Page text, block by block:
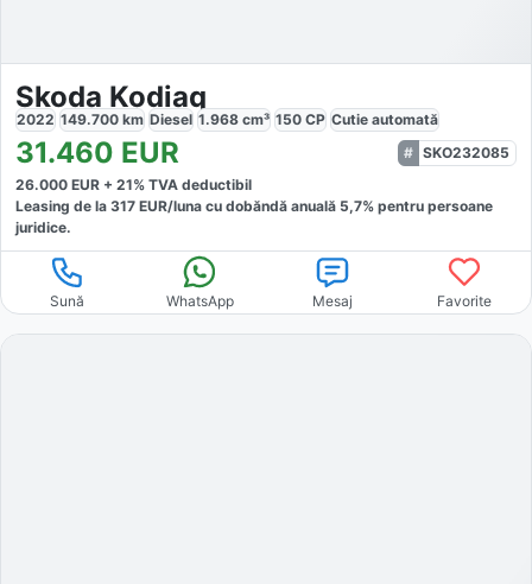
Skoda Kodiaq
2022 149.700 km Diesel 1.968 cm³ 150 CP Cutie automată
31.460 EUR
SKO232085
26.000 EUR + 21% TVA deductibil
Leasing de la 317 EUR/luna cu dobăndă anuală 5,7% pentru persoane
juridice.
Sună WhatsApp Mesaj Favorite